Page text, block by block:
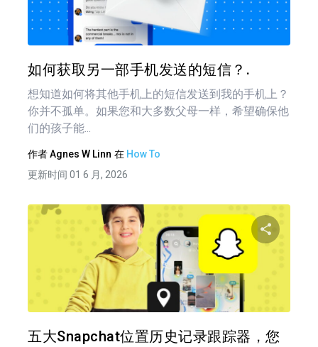
如何获取另一部手机发送的短信？.
想知道如何将其他手机上的短信发送到我的手机上？
你并不孤单。如果您和大多数父母一样，希望确保他
们的孩子能...
作者Agnes W Linn 在 How To
更新时间 01 6 月, 2026
五大Snapchat位置历史记录跟踪器，您